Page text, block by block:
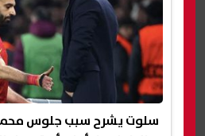
سلوت يشرح سبب جلوس